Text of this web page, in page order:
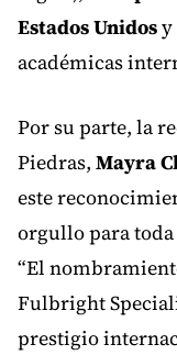
Estados Unidosy
académicas
Por su parte, la
Piedras, Mayra
este
orgullo para
“El
Fulbright
prestigio